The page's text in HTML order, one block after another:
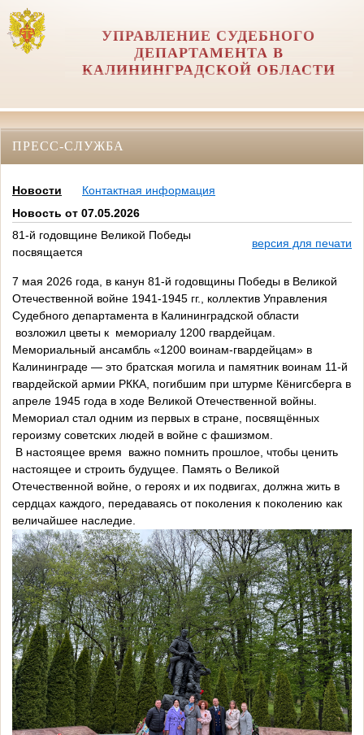
УПРАВЛЕНИЕ СУДЕБНОГО
ДЕПАРТАМЕНТА В
КАЛИНИНГРАДСКОЙ ОБЛАСТИ
ПРЕСС-СЛУЖБА
Новости
Контактная информация
Новость от 07.05.2026
81-й годовщине Великой Победы
посвящается
версия для печати
7 мая 2026 года, в канун 81-й годовщины Победы в Великой
Отечественной войне 1941-1945 гг., коллектив Управления
Судебного департамента в Калининградской области
возложил цветы к мемориалу 1200 гвардейцам.
Мемориальный ансамбль «1200 воинам-гвардейцам» в
Калининграде — это братская могила и памятник воинам 11-й
гвардейской армии РККА, погибшим при штурме Кёнигсберга в
апреле 1945 года в ходе Великой Отечественной войны.
Мемориал стал одним из первых в стране, посвящённых
героизму советских людей в войне с фашизмом.
В настоящее время важно помнить прошлое, чтобы ценить
настоящее и строить будущее. Память о Великой
Отечественной войне, о героях и их подвигах, должна жить в
сердцах каждого, передаваясь от поколения к поколению как
величайшее наследие.